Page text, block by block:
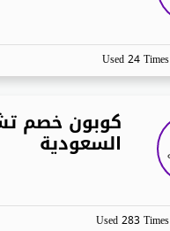
Used 24 Times
كوبون خصم
السعودية
Used 283 Times